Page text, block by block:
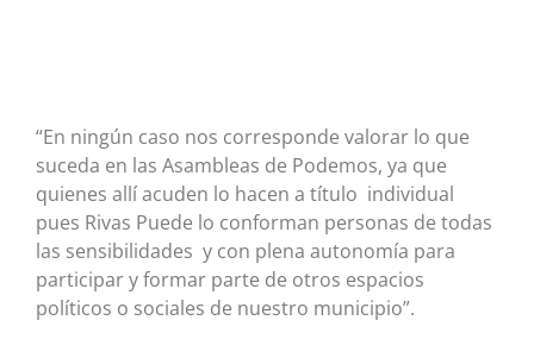
“En ningún caso nos corresponde valorar lo que
suceda en las Asambleas de Podemos, ya que
quienes allí acuden lo hacen a título individual
pues Rivas Puede lo conforman personas de todas
las sensibilidades y con plena autonomía para
participar y formar parte de otros espacios
políticos o sociales de nuestro municipio”.